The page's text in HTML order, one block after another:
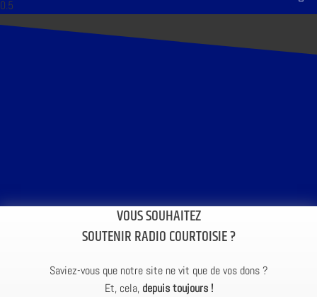
VOUS SOUHAITEZ
SOUTENIR RADIO COURTOISIE ?
Saviez-vous que notre site ne vit que de vos dons ?
Et, cela, depuis toujours !